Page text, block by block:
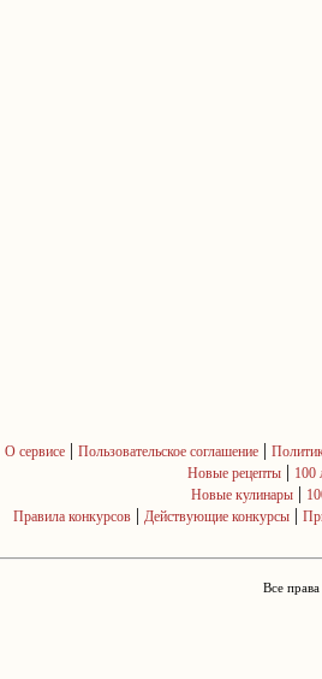
О сервисе| Пользовательское соглашение|
Новые рецепты | 100
Новые кулинары|
Правила конкурсов | Действующие конкурсы |
Все